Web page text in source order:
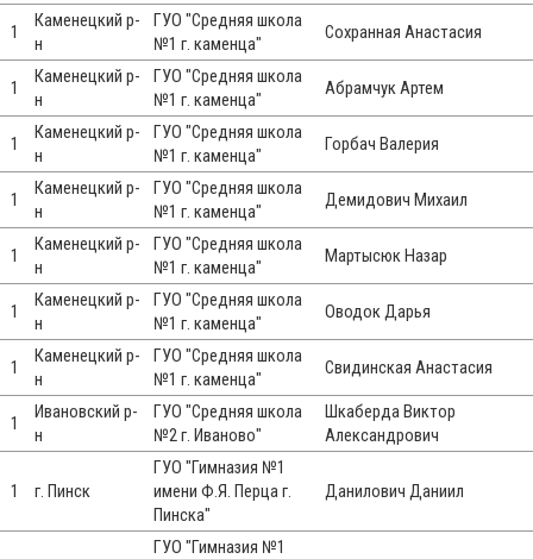
1
Каменецкий р-
н
ГУО "Средняя школа
№1 г. каменца"
Сохранная Анастасия
1
Каменецкий р-
н
ГУО "Средняя школа
№1 г. каменца"
Абрамчук Артем
1
Каменецкий р-
н
ГУО "Средняя школа
№1 г. каменца"
Горбач Валерия
1
Каменецкий р-
н
ГУО "Средняя школа
№1 г. каменца"
Демидович Михаил
1
Каменецкий р-
н
ГУО "Средняя школа
№1 г. каменца"
Мартысюк Назар
1
Каменецкий р-
н
ГУО "Средняя школа
№1 г. каменца"
Оводок Дарья
1
Каменецкий р-
н
ГУО "Средняя школа
№1 г. каменца"
Свидинская Анастасия
1
Ивановский р-
н
ГУО "Средняя школа
№2 г. Иваново"
Шкаберда Виктор
Александрович
1 г. Пинск
ГУО "Гимназия №1
имени Ф.Я. Перца г.
Пинска"
Данилович Даниил
ГУО "Гимназия №1